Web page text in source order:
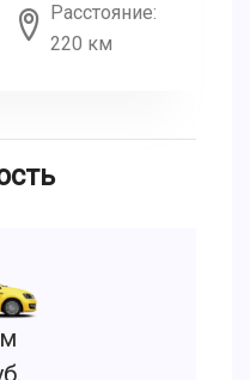
Расстояние:
220 км